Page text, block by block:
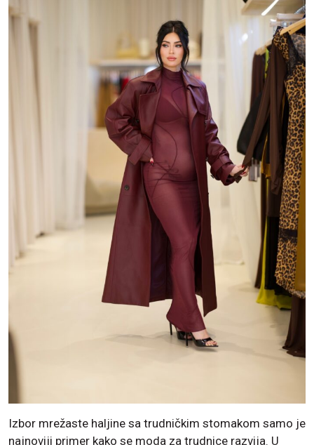
Izbor mrežaste haljine sa trudničkim stomakom samo je
najnoviji primer kako se moda za trudnice razvija. U